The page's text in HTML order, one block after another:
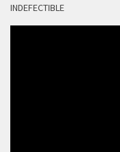
INDEFECTIBLE